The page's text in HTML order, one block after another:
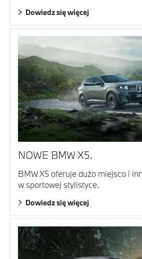
Dowiedz się więcej
NOWE BMW X5.
BMW X5 oferuje dużo miejsca i
w sportowej stylistyce.
Dowiedz się więcej